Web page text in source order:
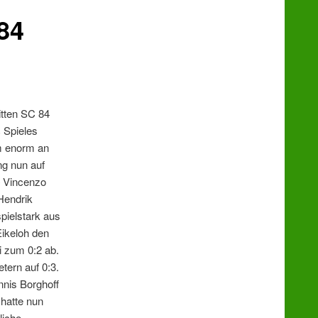
SC 84
enorm an
nun auf
Vincenzo
aus
den
zum 0:2 ab.
auf 0:3.
Borghoff
nun